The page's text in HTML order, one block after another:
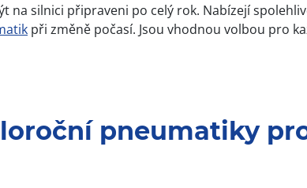
na silnici připraveni po celý rok. Nabízejí
při změně počasí. Jsou vhodnou volbou pro
pneumatiky